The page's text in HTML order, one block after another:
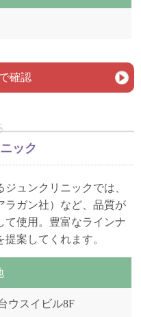
確認
ック
ュンクリニックでは、
ラガン社）など、品質が
て使用。豊富なラインナ
案してくれます。
ウスイビル8F